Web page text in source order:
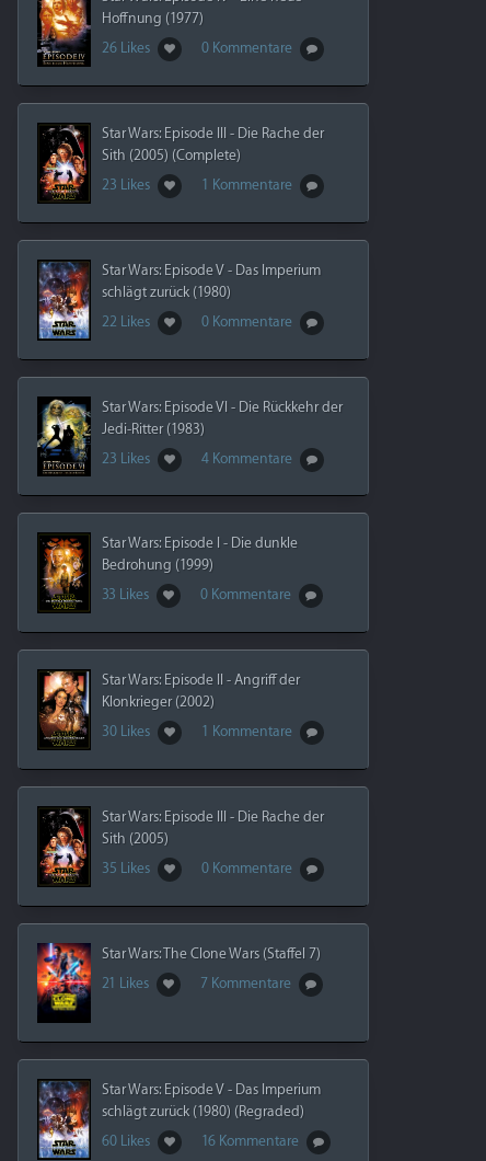
Hoffnung (1977)
26 Likes
0 Kommentare
Star Wars: Episode III - Die Rache der
Sith (2005) (Complete)
23 Likes
1 Kommentare
Star Wars: Episode V - Das Imperium
schlägt zurück (1980)
22 Likes
0 Kommentare
Star Wars: Episode VI - Die Rückkehr der
Jedi-Ritter (1983)
23 Likes
4 Kommentare
Star Wars: Episode I - Die dunkle
Bedrohung (1999)
33 Likes
0 Kommentare
Star Wars: Episode II - Angriff der
Klonkrieger (2002)
30 Likes
1 Kommentare
Star Wars: Episode III - Die Rache der
Sith (2005)
35 Likes
0 Kommentare
Star Wars: The Clone Wars (Staffel 7)
21 Likes
7 Kommentare
Star Wars: Episode V - Das Imperium
schlägt zurück (1980) (Regraded)
60 Likes
16 Kommentare